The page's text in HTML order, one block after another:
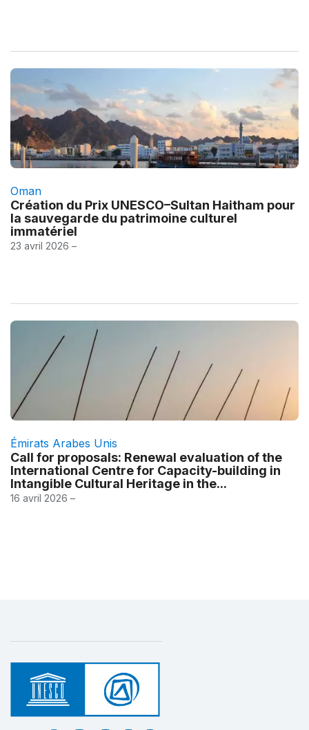
Oman
Création du Prix UNESCO–Sultan Haitham pour
la sauvegarde du patrimoine culturel
immatériel
23 avril 2026 –
Émirats Arabes Unis
Call for proposals: Renewal evaluation of the
International Centre for Capacity-building in
Intangible Cultural Heritage in the...
16 avril 2026 –